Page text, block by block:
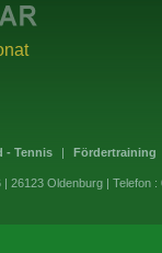
- Tennis | Fördertraining
26123 Oldenburg |